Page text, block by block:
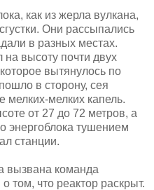
как из жерла вулкана,
Они рассыпались
в разных местах.
высоту почти двух
вытянулось по
в сторону, сея
мелких-мелких капель.
от 27 до 72 метров, а
энергоблока тушением
станции.
вызвана команда
том, что реактор раскрыт.